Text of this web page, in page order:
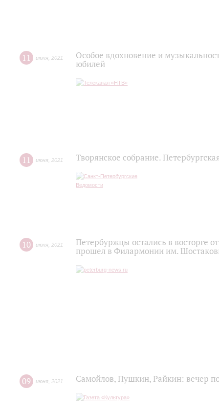
11 июня 2021
Особое вдохновение и
юбилей
11 июня 2021 Творянское собрание.
10 июня 2021
Петербуржцы остались в восторге
прошел в Филармонии им.
09 июня 2021 Самойлов, Пушкин, Райкин: вечер